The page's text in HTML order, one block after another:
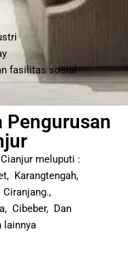
fasilitas sosial
Pengurusan
meluputi :
Karangtengah,
Cibeber, Dan
lainnya